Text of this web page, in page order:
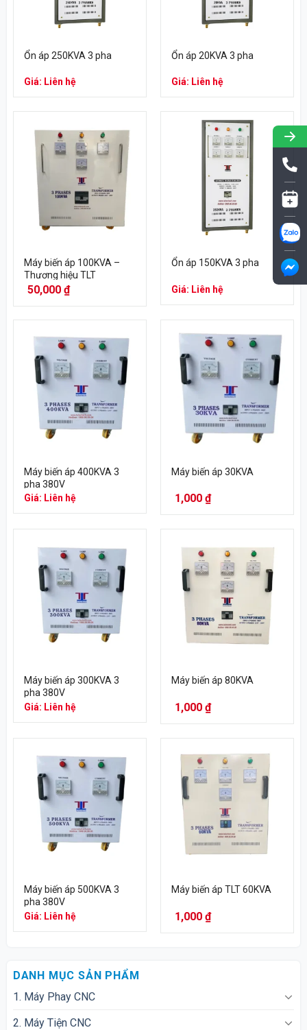
Ổn áp 250KVA 3 pha
Giá: Liên hệ
Ổn áp 20KVA 3 pha
Giá: Liên hệ
Máy biến áp 100KVA –
Thương hiệu TLT
50,000 ₫
Ổn áp 150KVA 3 pha
Giá: Liên hệ
Máy biến áp 400KVA 3
pha 380V
Giá: Liên hệ
Máy biến áp 30KVA
1,000 ₫
Máy biến áp 300KVA 3
pha 380V
Giá: Liên hệ
Máy biến áp 80KVA
1,000 ₫
Máy biến áp 500KVA 3
pha 380V
Giá: Liên hệ
Máy biến áp TLT 60KVA
1,000 ₫
DANH MỤC SẢN PHẨM
1. Máy Phay CNC
2. Máy Tiện CNC